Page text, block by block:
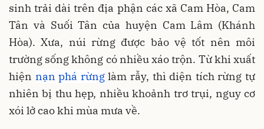
sinh trải dài trên địa phận các xã Cam Hòa, Cam
Tân và Suối Tân của huyện Cam Lâm (Khánh
Hòa). Xưa, núi rừng được bảo vệ tốt nên môi
trường sống không có nhiều xáo trộn. Từ khi xuất
hiện nạn phá rừnglàm rẫy, thì diện tích rừng tự
nhiên bị thu hẹp, nhiều khoảnh trơ trụi, nguy cơ
xói lở cao khi mùa mưa về.